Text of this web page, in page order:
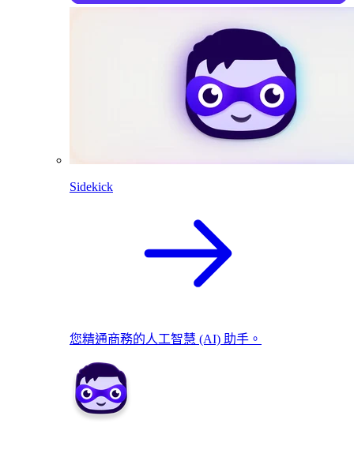
Sidekick
您精通商務的人工智慧 (AI) 助手。